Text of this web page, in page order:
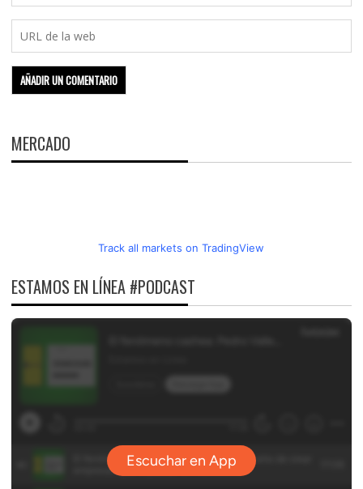
MERCADO
Track all markets on TradingView
ESTAMOS EN LÍNEA #PODCAST